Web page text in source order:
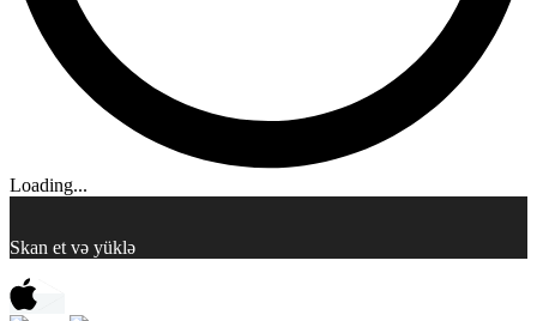
Loading...
Skan et və yüklə